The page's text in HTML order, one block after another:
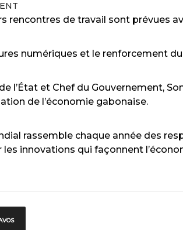
rencontres de travail sont prévues
numériques et le renforcement
l’État et Chef du Gouvernement,
de l’économie gabonaise.
rassemble chaque année des
innovations qui façonnent